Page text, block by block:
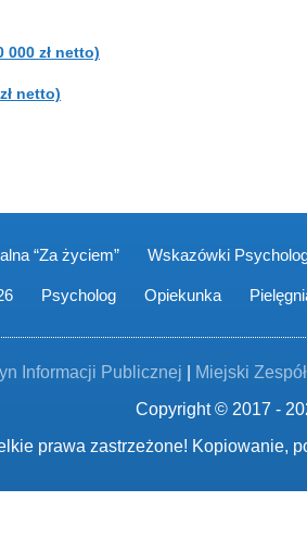
zł netto)
netto)
“Za życiem” Wskazówki
Psycholog Opiekunka
Informacji Publicznej Miejski
Copyright © 2017 -
prawa zastrzeżone! Kopiowanie,